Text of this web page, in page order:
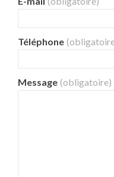
Téléphone
Message (obligatoire)